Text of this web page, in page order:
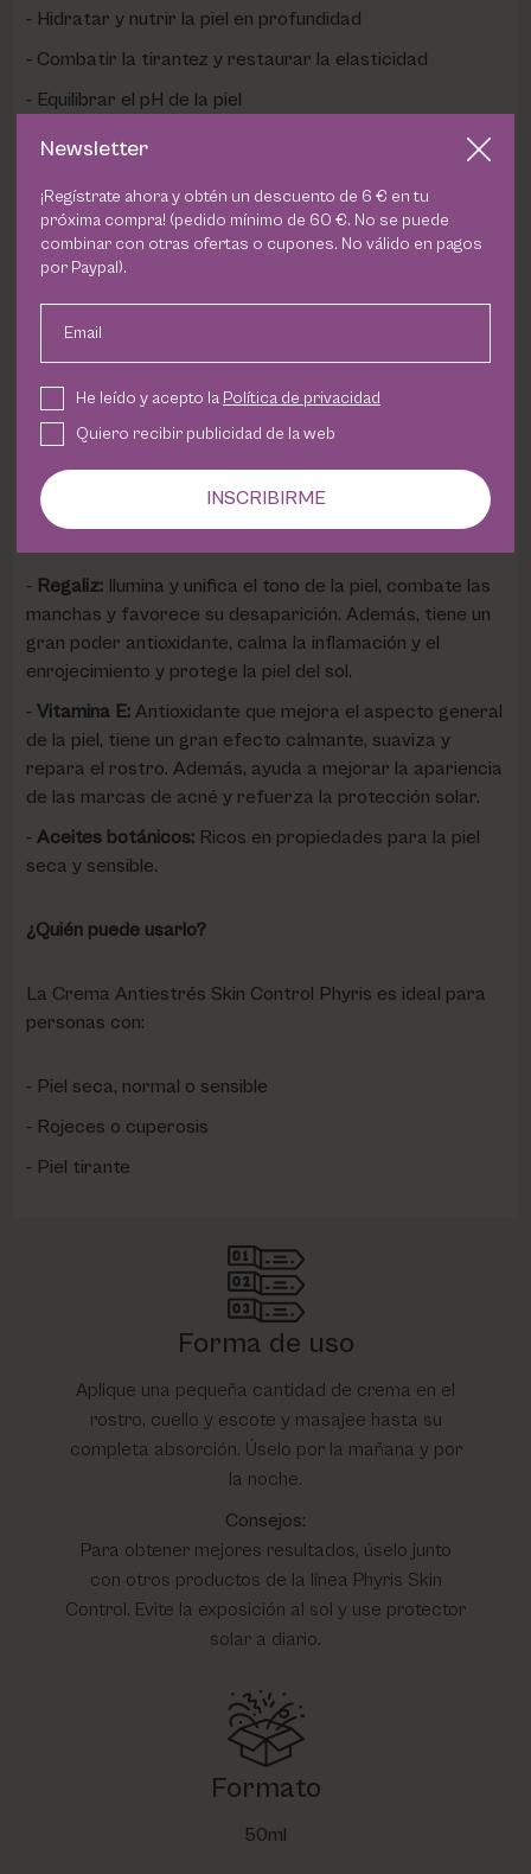
Hidratar y nutrir la piel en profundidad
Combatir la tirantez y restaurar la elasticidad
Equilibrar el pH de la piel
Reduce las rojeces y calma la irritación
Protege contra los daños causados por los rayos UV e
Hidrata y nutre la piel seca
Equilibra el pH de la piel
Ingredientes activos:
Regaliz:Ilumina y unifica el tono de la piel, combate las
manchas y favorece su desaparición. Además, tiene un
gran poder antioxidante, calma la inflamación y el
enrojecimiento y protege la piel del sol.
Vitamina E:Antioxidante que mejora el aspecto general
de la piel, tiene un gran efecto calmante, suaviza y
repara el rostro. Además, ayuda a mejorar la apariencia
de las marcas de acné y refuerza la protección solar.
Aceites botánicos:Ricos en propiedades para la piel
seca y sensible.
¿Quién puede usarlo?
La Crema Antiestrés Skin Control Phyris es ideal para
personas con:
Piel seca, normal o sensible
Rojeces o cuperosis
Piel tirante
Forma de uso
Aplique una pequeña cantidad de crema en el
rostro, cuello y escote y masajee hasta su
completa absorción. Úselo por la mañana y por
la noche.
Consejos:
Para obtener mejores resultados, úselo junto
con otros productos de la línea Phyris Skin
Control. Evite la exposición al sol y use protector
solar a diario.
Formato
50ml
Newsletter
¡Regístrate ahora y obtén un descuento de 6 € en tu
próxima compra! (pedido mínimo de 60 €. No se puede
combinar con otras ofertas o cupones. No válido en pagos
por Paypal).
Email
He leído y acepto la Política de privacidad
Quiero recibir publicidad de la web
INSCRIBIRME